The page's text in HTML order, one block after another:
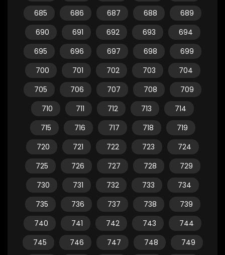
685
686 687 688
689
690
691 692 693
694
695
696 697 698
699
700
701 702 703
704
705
706 707 708
709
710
711 712 713
714
715
716 717 718
719
720
721 722 723
724
725
726 727 728
729
730
731 732 733
734
735
736 737 738
739
740
741 742 743
744
745
746 747 748
749